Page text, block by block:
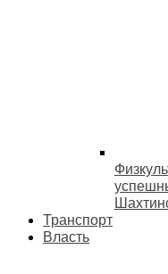
Транспорт
Власть